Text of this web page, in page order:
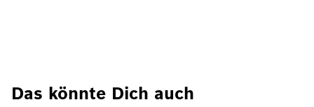
Das könnte Dich auch